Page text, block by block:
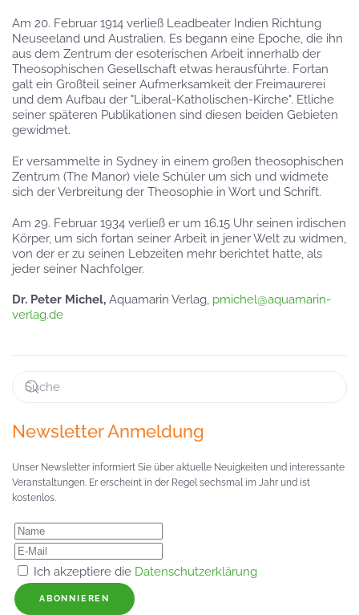
Am 20. Februar 1914 verließ Leadbeater Indien Richtung
Neuseeland und Australien. Es begann eine Epoche, die ihn
aus dem Zentrum der esoterischen Arbeit innerhalb der
Theosophischen Gesellschaft etwas herausführte. Fortan
galt ein Großteil seiner Aufmerksamkeit der Freimaurerei
und dem Aufbau der "Liberal-Katholischen-Kirche". Etliche
seiner späteren Publikationen sind diesen beiden Gebieten
gewidmet.
Er versammelte in Sydney in einem großen theosophischen
Zentrum (The Manor) viele Schüler um sich und widmete
sich der Verbreitung der Theosophie in Wort und Schrift.
Am 29. Februar 1934 verließ er um 16.15 Uhr seinen irdischen
Körper, um sich fortan seiner Arbeit in jener Welt zu widmen,
von der er zu seinen Lebzeiten mehr berichtet hatte, als
jeder seiner Nachfolger.
Dr. Peter Michel, Aquamarin Verlag, pmichel@aquamarin-
verlag.de
Newsletter Anmeldung
Unser Newsletter informiert Sie über aktuelle Neuigkeiten und interessante
Veranstaltungen. Er erscheint in der Regel sechsmal im Jahr und ist
kostenlos.
Ich akzeptiere die Datenschutzerklärung
ABONNIEREN